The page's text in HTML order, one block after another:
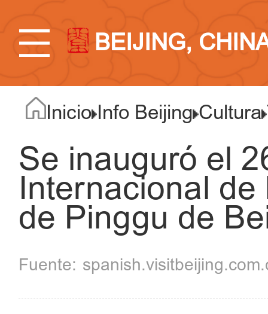
BEIJING,
Inicio Info Beijing Cultura
Se inauguró el
Internacional
de Pinggu de